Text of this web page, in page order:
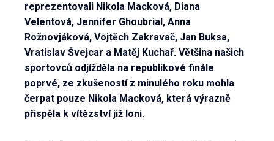
reprezentovali Nikola Macková, Diana
Velentová, Jennifer Ghoubrial, Anna
Rožnovjáková, Vojtěch Zakravač, Jan Buksa,
Vratislav Švejcar a Matěj Kuchař. Většina našich
sportovců odjížděla na republikové finále
poprvé, ze zkušeností z minulého roku mohla
čerpat pouze Nikola Macková, která výrazně
přispěla k vítězství již loni.